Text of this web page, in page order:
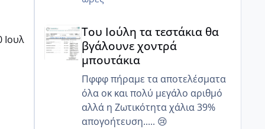
Ιουλ
μόνο 20% ζουν και 12 ώρες μετά
Γι αυτό μας είπε να κάνουμε πιο
στοχευμένα επαφή..
Μετά από κάποιες ώρες πόσα
ζουν?
Του Ιούλη τα τεστάκια θα
βγάλουνε χοντρά
μπουτάκια
Πφφφ πήραμε τα αποτελέσματα
όλα οκ και πολύ μεγάλο αριθμό
αλλά η Ζωτικότητα χάλια 39%
απογοήτευση..... 😢